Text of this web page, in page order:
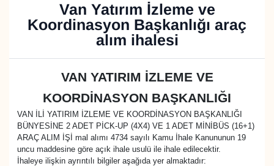
Van Yatırım İzleme ve
Koordinasyon Başkanlığı araç
alım ihalesi
VAN YATIRIM İZLEME VE
KOORDİNASYON BAŞKANLIĞI
VAN İLİ YATIRIM İZLEME VE KOORDİNASYON BAŞKANLIĞI
BÜNYESİNE 2 ADET PİCK-UP (4X4) VE 1 ADET MİNİBÜS (16+1)
ARAÇ ALIM İŞİ mal alımı 4734 sayılı Kamu İhale Kanununun 19
uncu maddesine göre açık ihale usulü ile ihale edilecektir.
İhaleye ilişkin ayrıntılı bilgiler aşağıda yer almaktadır:
Bölge Haberleri
Dernekler, Odalar
Diğer
Süper Lig Puan Durumu ve Fikstür
Haber Arşivi